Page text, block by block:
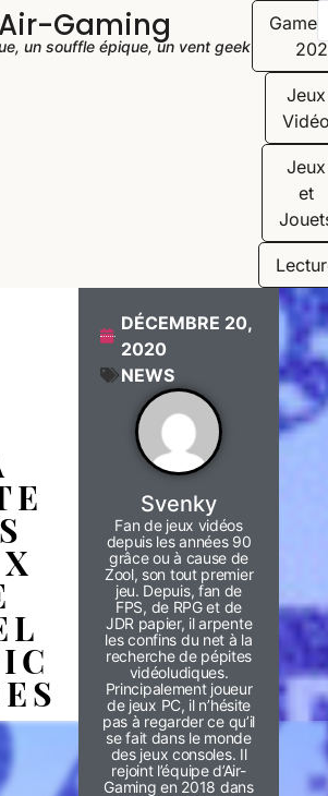
Air-Gaming
un souffle épique, un vent geek"
Jeux
Jeux
et
DÉCEMBRE 20,
2020
NEWS
Svenky
Fan de jeux vidéos
depuis les années 90
grâce ou à cause de
Zool, son tout premier
jeu. Depuis, fan de
FPS, de RPG et de
JDR papier, il arpente
les confins du net à la
recherche de pépites
vidéoludiques.
Principalement joueur
de jeux PC, il n’hésite
pas à regarder ce qu’il
se fait dans le monde
des jeux consoles. Il
rejoint l’équipe d’Air-
Gaming en 2018 dans